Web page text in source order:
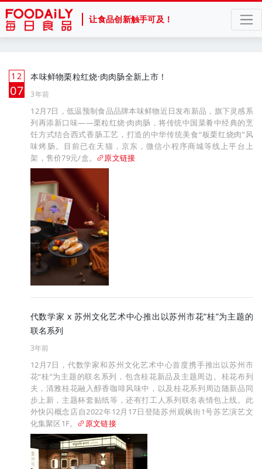
让食品创新触手可及！
12
月
07
本味鲜物栗粒红烧·肉肉肠全新上市！
3年前
12月7日，低温预制食品品牌本味鲜物近日发布新品，旗下灵感系
列再添新口味——栗粒红烧·肉肉肠，将传统中国菜肴中经典的烹
饪方式结合西式香肠工艺，打造的中华传统美食“板栗红烧肉”风
味烤肠。目前已在天猫，京东，微信小程序商城等线上平台上
架，售价79元/盒。
原文链接
代数学家 x 苏州文化艺术中心推出以苏州市花“桂”为主题的
联名系列
3年前
12月7日，代数学家和苏州文化艺术中心首度携手推出以苏州市
花“桂”为主题的联名系列，包含桂花新品及主题周边。桂花布列
夫，清雅桂花融入醇香咖啡风味中，以及桂花系列周边随新品同
步上新，主题杯套贴纸等，还有打工人系列联名表情包上线。此
外快闪概念店自2022年12月17日登陆苏州观枫街1号苏艺演艺文
化集聚区1F。
原文链接